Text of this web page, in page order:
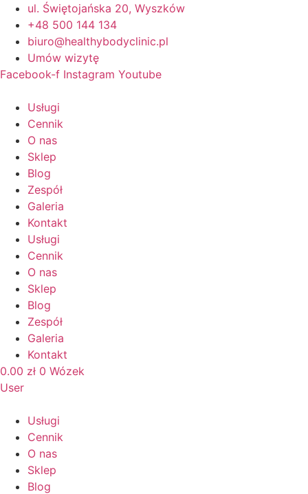
Przejdź
treści
ul. Świętojańska 20, Wyszków
+48 500 144 134
biuro@healthybodyclinic.pl
Umów wizytę
Facebook-f Instagram Youtube
Usługi
Cennik
O nas
Sklep
Blog
Zespół
Galeria
Kontakt
Usługi
Cennik
O nas
Sklep
Blog
Zespół
Galeria
Kontakt
0.00 zł 0 Wózek
User
Usługi
Cennik
O nas
Sklep
Blog